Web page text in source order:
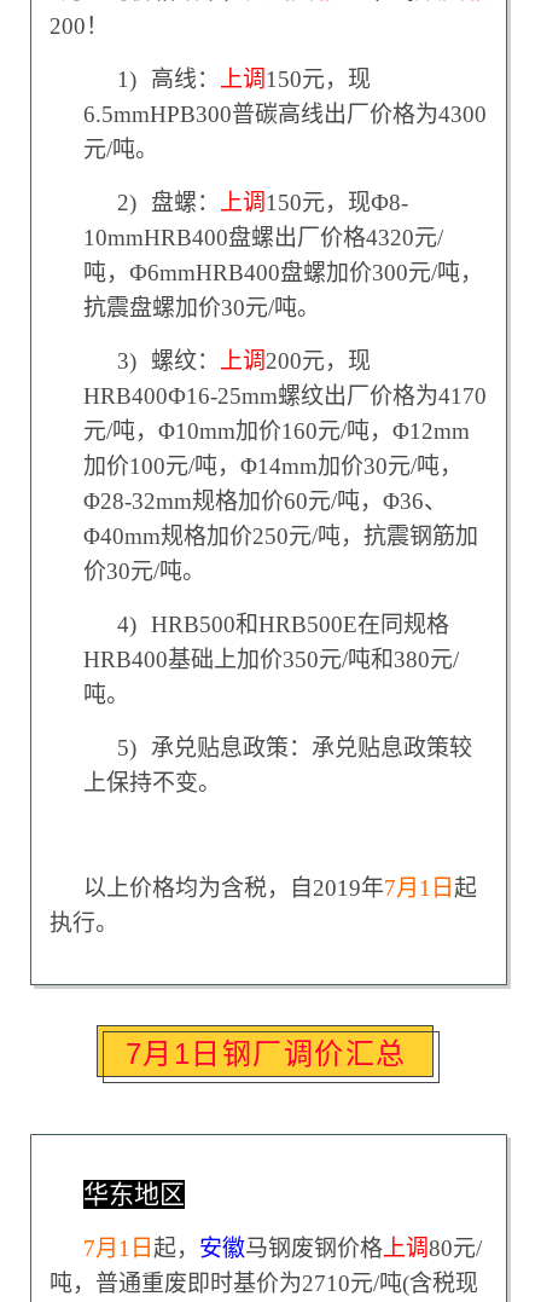
200！
1) 高线： 上调150元，现
6.5mmHPB300普碳高线出厂价格为4300
元/吨。
2) 盘螺： 上调150元，现Ф8-
10mmHRB400盘螺出厂价格4320元/
吨，Ф6mmHRB400盘螺加价300元/吨，
抗震盘螺加价30元/吨。
3) 螺纹： 上调200元，现
HRB400Ф16-25mm螺纹出厂价格为4170
元/吨，Φ10mm加价160元/吨，Φ12mm
加价100元/吨，Φ14mm加价30元/吨，
Φ28-32mm规格加价60元/吨，Φ36、
Φ40mm规格加价250元/吨，抗震钢筋加
价30元/吨。
4) HRB500和HRB500E在同规格
HRB400基础上加价350元/吨和380元/
吨。
5)
承兑贴息政策：承兑贴息政策较
上保持不变。
以上价格均为含税，自2019年7月1日 起
执行。
7月1日钢厂调价汇总
华东地区
7月1日 起， 安徽马钢废钢价格 上调80元/
吨，普通重废即时基价为2710元/吨(含税现